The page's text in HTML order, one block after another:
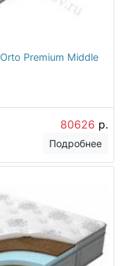
Premium Middle
80626 р.
Подробнее